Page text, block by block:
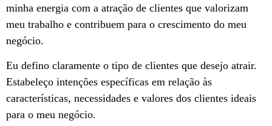
minha energia com a atração de clientes que valorizam
meu trabalho e contribuem para o crescimento do meu
negócio.
Eu defino claramente o tipo de clientes que desejo atrair.
Estabeleço intenções específicas em relação às
características, necessidades e valores dos clientes ideais
para o meu negócio.